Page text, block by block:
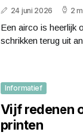
24 juni 2026 2
Een airco is heerlijk
schrikken terug uit
Informatief
Vijf redenen
printen